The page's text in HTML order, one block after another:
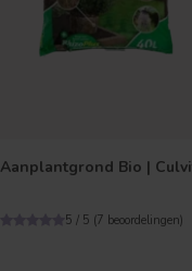
Aanplantgrond Bio |
5 / 5 (7 beoordelingen)